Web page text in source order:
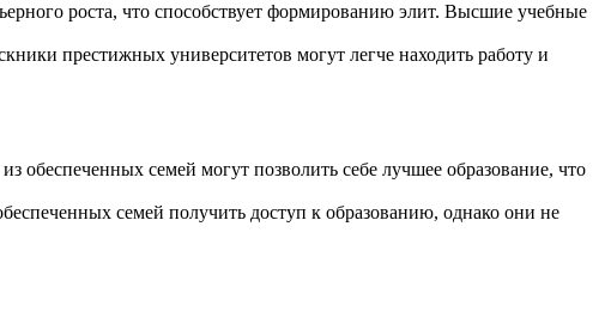
роста, что способствует формированию элит. Высшие учебные
престижных университетов могут легче находить работу и
обеспеченных семей могут позволить себе лучшее образование, что
семей получить доступ к образованию, однако они не